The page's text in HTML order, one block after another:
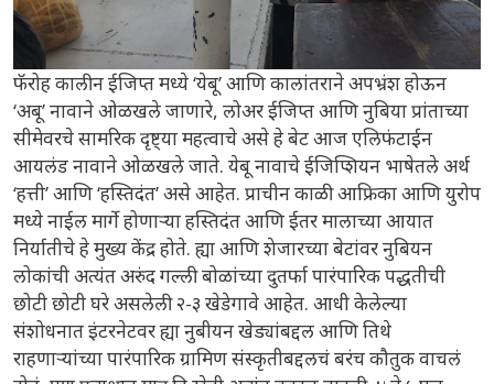
फॅरोह कालीन ईजिप्त मध्ये ‘येबू’ आणि कालांतराने अपभ्रंश होऊन
‘अबू’ नावाने ओळखले जाणारे, लोअर ईजिप्त आणि नुबिया प्रांताच्या
सीमेवरचे सामरिक दृष्ट्या महत्वाचे असे हे बेट आज एलिफंटाईन
आयलंड नावाने ओळखले जाते. येबू नावाचे ईजिप्शियन भाषेतले अर्थ
‘हत्ती’ आणि ‘हस्तिदंत’ असे आहेत. प्राचीन काळी आफ्रिका आणि युरोप
मध्ये नाईल मार्गे होणाऱ्या हस्तिदंत आणि ईतर मालाच्या आयात
निर्यातीचे हे मुख्य केंद्र होते. ह्या आणि शेजारच्या बेटांवर नुबियन
लोकांची अत्यंत अरुंद गल्ली बोळांच्या दुतर्फा पारंपारिक पद्धतीची
छोटी छोटी घरे असलेली २-३ खेडेगावे आहेत. आधी केलेल्या
संशोधनात इंटरनेटवर ह्या नुबीयन खेड्यांबद्दल आणि तिथे
राहणाऱ्यांच्या पारंपारिक ग्रामिण संस्कृतीबद्दलचं बरंच कौतुक वाचलं